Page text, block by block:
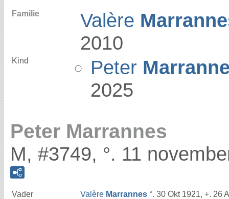
Familie Valère
2010
Kind Peter
2025
Peter Marrannes
M, #3749, °. 11
Vader Valère Marrannes °. 30 Okt 1921, +. 26